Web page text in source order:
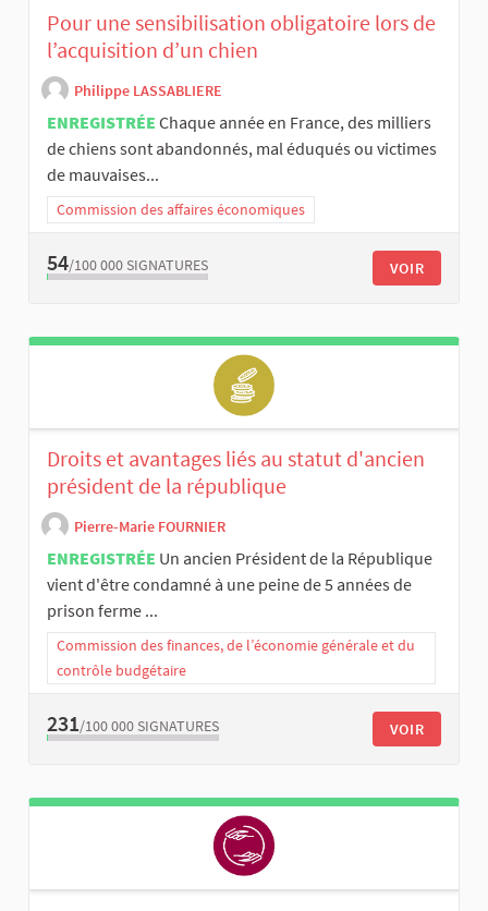
Pour une sensibilisation obligatoire lors de
l’acquisition d’un chien
Philippe LASSABLIERE
ENREGISTRÉE Chaque année en France, des milliers
de chiens sont abandonnés, mal éduqués ou victimes
de mauvaises...
Commission des affaires économiques
54/100 000 SIGNATURES VOIR
Droits et avantages liés au statut d'ancien
président de la république
Pierre-Marie FOURNIER
ENREGISTRÉE Un ancien Président de la République
vient d'être condamné à une peine de 5 années de
prison ferme ...
Commission des finances, de l’économie générale et du
contrôle budgétaire
231/100 000 SIGNATURES VOIR